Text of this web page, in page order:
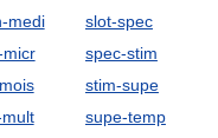
medi
micr
slot-spec
spec-stim
stim-supe
supe-temp